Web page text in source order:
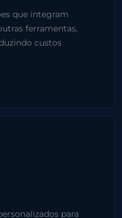
que integram
ferramentas,
custos
para